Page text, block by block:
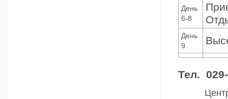
День
6-8
День
9
Тел.